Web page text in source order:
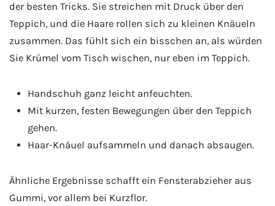
der besten Tricks. Sie streichen mit Druck über den
Teppich, und die Haare rollen sich zu kleinen Knäueln
zusammen. Das fühlt sich ein bisschen an, als würden
Sie Krümel vom Tisch wischen, nur eben im Teppich.
Handschuh ganz leicht anfeuchten.
Mit kurzen, festen Bewegungen über den Teppich
gehen.
Haar-Knäuel aufsammeln und danach absaugen.
Ähnliche Ergebnisse schafft ein Fensterabzieher aus
Gummi, vor allem bei Kurzflor.